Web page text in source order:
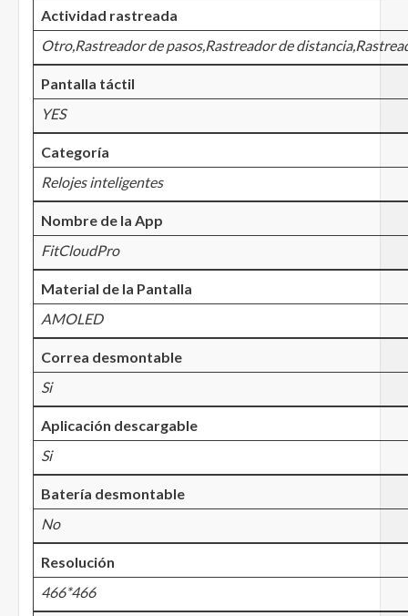
Actividad rastreada
Otro,Rastreador de pasos,Rastreador de
Pantalla táctil
YES
Categoría
Relojes inteligentes
Nombre de la App
FitCloudPro
Material de la Pantalla
AMOLED
Correa desmontable
Si
Aplicación descargable
Si
Batería desmontable
No
Resolución
466*466